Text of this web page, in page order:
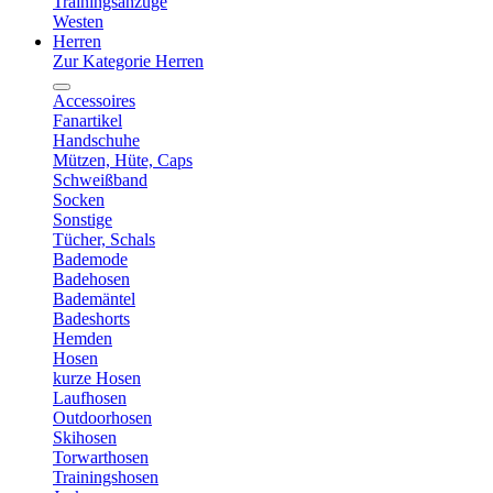
Westen
Herren
Zur Kategorie Herren
Accessoires
Fanartikel
Handschuhe
Mützen, Hüte, Caps
Schweißband
Socken
Sonstige
Tücher, Schals
Bademode
Badehosen
Bademäntel
Badeshorts
Hemden
Hosen
kurze Hosen
Laufhosen
Outdoorhosen
Skihosen
Torwarthosen
Trainingshosen